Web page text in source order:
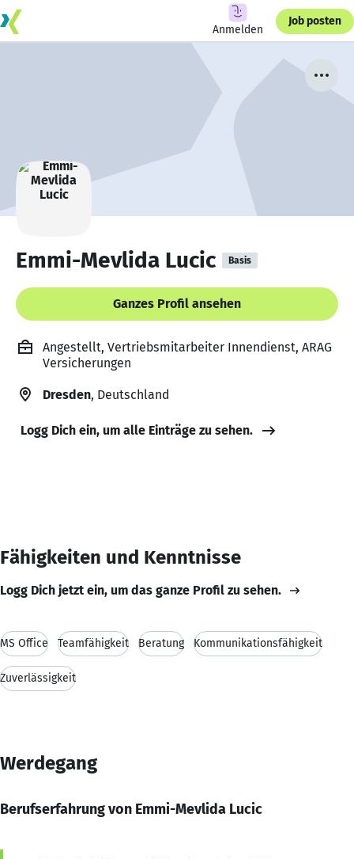
Anmelden
Job posten
Emmi-Mevlida Lucic Basis
Ganzes Profil ansehen
Angestellt, Vertriebsmitarbeiter Innendienst, ARAG
Versicherungen
Dresden, Deutschland
Logg Dich ein, um alle Einträge zu sehen.
Fähigkeiten und Kenntnisse
Logg Dich jetzt ein, um das ganze Profil zu sehen.
MS Office Teamfähigkeit Beratung Kommunikationsfähigkeit
Zuverlässigkeit
Werdegang
Berufserfahrung von Emmi-Mevlida Lucic